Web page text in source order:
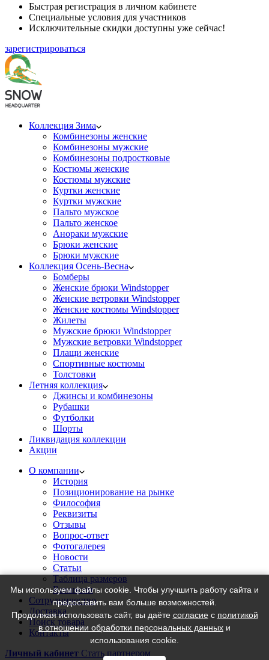
Быстрая регистрация в личном кабинете
Специальные условия для участников
Исключительные скидки доступны уже сейчас!
зарегистрироваться
Коллекция Зима
Комбинезоны женские
Комбинезоны мужские
Комбинезоны подростковые
Костюмы женские
Костюмы мужские
Куртки женские
Куртки мужские
Пальто мужское
Пальто женское
Анораки мужские
Брюки женские
Брюки мужские
Коллекция Осень-Весна
Бомберы
Женские брюки Windstopper
Женские ветровки Windstopper
Женские костюмы Windstopper
Жилеты
Мужские брюки Windstopper
Мужские ветровки Windstopper
Плащи женские
Спортивные костюмы
Толстовки
Летняя коллекция
Джинсы и комбинезоны
Рубашки
Футболки
Шорты
Ликвидация коллекции
Акции
О компании
История
Позиционирование на рынке
Философия
Реквизиты
Отзывы
Вопрос-ответ
Фотогалерея
Новости
Статьи
Таблица размеров
Вакансии
Сотрудничество
Доставка
Поиск товара
Контакты
Личный кабинет Стать партнером
Мы используем файлы cookie. Чтобы улучшить работу сайта и
предоставить вам больше возможностей.
Продолжая использовать сайт, вы даёте согласиес политикой
в отношении обработки персональных данных и
использования cookie.